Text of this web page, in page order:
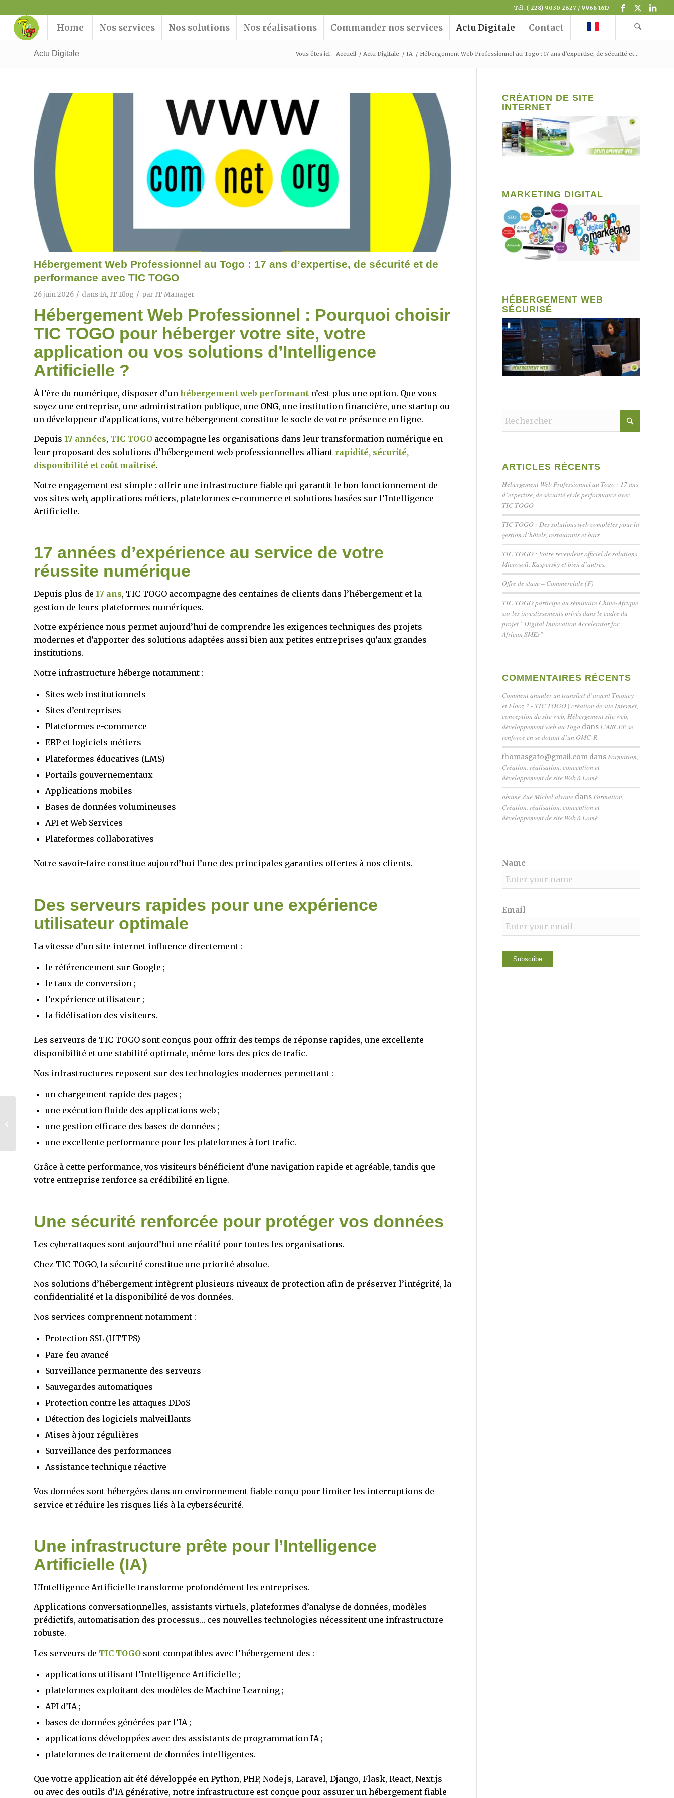
Tél. (+228) 9030 2627 / 9968 1617
Home Nos services Nos solutions Nos réalisations Commander nos services Actu Digitale Contact
Actu Digitale Vous êtes ici : Accueil / Actu Digitale / IA / Hébergement Web Professionnel au Togo : 17 ans d’expertise, de sécurité et...
Hébergement Web Professionnel au Togo : 17 ans d’expertise, de sécurité et de
performance avec TIC TOGO
26 juin 2026 / dans IA, IT Blog / par IT Manager
Hébergement Web Professionnel : Pourquoi choisir
TIC TOGO pour héberger votre site, votre
application ou vos solutions d’Intelligence
Artificielle ?
À l’ère du numérique, disposer d’un hébergement web performant n’est plus une option. Que vous
soyez une entreprise, une administration publique, une ONG, une institution financière, une startup ou
un développeur d’applications, votre hébergement constitue le socle de votre présence en ligne.
Depuis 17 années, TIC TOGO accompagne les organisations dans leur transformation numérique en
leur proposant des solutions d’hébergement web professionnelles alliant rapidité, sécurité,
disponibilité et coût maîtrisé.
Notre engagement est simple : offrir une infrastructure fiable qui garantit le bon fonctionnement de
vos sites web, applications métiers, plateformes e-commerce et solutions basées sur l’Intelligence
Artificielle.
17 années d’expérience au service de votre
réussite numérique
Depuis plus de 17 ans, TIC TOGO accompagne des centaines de clients dans l’hébergement et la
gestion de leurs plateformes numériques.
Notre expérience nous permet aujourd’hui de comprendre les exigences techniques des projets
modernes et d’apporter des solutions adaptées aussi bien aux petites entreprises qu’aux grandes
institutions.
Notre infrastructure héberge notamment :
Sites web institutionnels
Sites d’entreprises
Plateformes e-commerce
ERP et logiciels métiers
Plateformes éducatives (LMS)
Portails gouvernementaux
Applications mobiles
Bases de données volumineuses
API et Web Services
Plateformes collaboratives
Notre savoir-faire constitue aujourd’hui l’une des principales garanties offertes à nos clients.
Des serveurs rapides pour une expérience
utilisateur optimale
La vitesse d’un site internet influence directement :
le référencement sur Google ;
le taux de conversion ;
l’expérience utilisateur ;
la fidélisation des visiteurs.
Les serveurs de TIC TOGO sont conçus pour offrir des temps de réponse rapides, une excellente
disponibilité et une stabilité optimale, même lors des pics de trafic.
Nos infrastructures reposent sur des technologies modernes permettant :
un chargement rapide des pages ;
une exécution fluide des applications web ;
une gestion efficace des bases de données ;
une excellente performance pour les plateformes à fort trafic.
Grâce à cette performance, vos visiteurs bénéficient d’une navigation rapide et agréable, tandis que
votre entreprise renforce sa crédibilité en ligne.
Une sécurité renforcée pour protéger vos données
Les cyberattaques sont aujourd’hui une réalité pour toutes les organisations.
Chez TIC TOGO, la sécurité constitue une priorité absolue.
Nos solutions d’hébergement intègrent plusieurs niveaux de protection afin de préserver l’intégrité, la
confidentialité et la disponibilité de vos données.
Nos services comprennent notamment :
Protection SSL (HTTPS)
Pare-feu avancé
Surveillance permanente des serveurs
Sauvegardes automatiques
Protection contre les attaques DDoS
Détection des logiciels malveillants
Mises à jour régulières
Surveillance des performances
Assistance technique réactive
Vos données sont hébergées dans un environnement fiable conçu pour limiter les interruptions de
service et réduire les risques liés à la cybersécurité.
Une infrastructure prête pour l’Intelligence
Artificielle (IA)
L’Intelligence Artificielle transforme profondément les entreprises.
Applications conversationnelles, assistants virtuels, plateformes d’analyse de données, modèles
prédictifs, automatisation des processus… ces nouvelles technologies nécessitent une infrastructure
robuste.
Les serveurs de TIC TOGO sont compatibles avec l’hébergement des :
applications utilisant l’Intelligence Artificielle ;
plateformes exploitant des modèles de Machine Learning ;
API d’IA ;
bases de données générées par l’IA ;
applications développées avec des assistants de programmation IA ;
plateformes de traitement de données intelligentes.
Que votre application ait été développée en Python, PHP, Node.js, Laravel, Django, Flask, React, Next.js
ou avec des outils d’IA générative, notre infrastructure est conçue pour assurer un hébergement fiable
CRÉATION DE SITE
INTERNET
MARKETING DIGITAL
HÉBERGEMENT WEB
SÉCURISÉ
ARTICLES RÉCENTS
Hébergement Web Professionnel au Togo : 17 ans
d’expertise, de sécurité et de performance avec
TIC TOGO
TIC TOGO : Des solutions web complètes pour la
gestion d’hôtels, restaurants et bars
TIC TOGO : Votre revendeur officiel de solutions
Microsoft, Kaspersky et bien d’autres.
Offre de stage – Commerciale (F)
TIC TOGO participe au séminaire Chine-Afrique
sur les investissements privés dans le cadre du
projet “Digital Innovation Accelerator for
African SMEs”
COMMENTAIRES RÉCENTS
Comment annuler un transfert d’argent Tmoney
et Flooz ? - TIC TOGO | création de site Internet,
conception de site web, Hébergement site web,
développement web au Togo dansL’ARCEP se
renforce en se dotant d’un OMC-R
thomasgafo@gmail.com dansFormation,
Création, réalisation, conception et
développement de site Web à Lomé
obame Zue Michel alvane dansFormation,
Création, réalisation, conception et
développement de site Web à Lomé
Name
Email
TIC TOGO : Des
complètes pour la
gestion d’hôtels,